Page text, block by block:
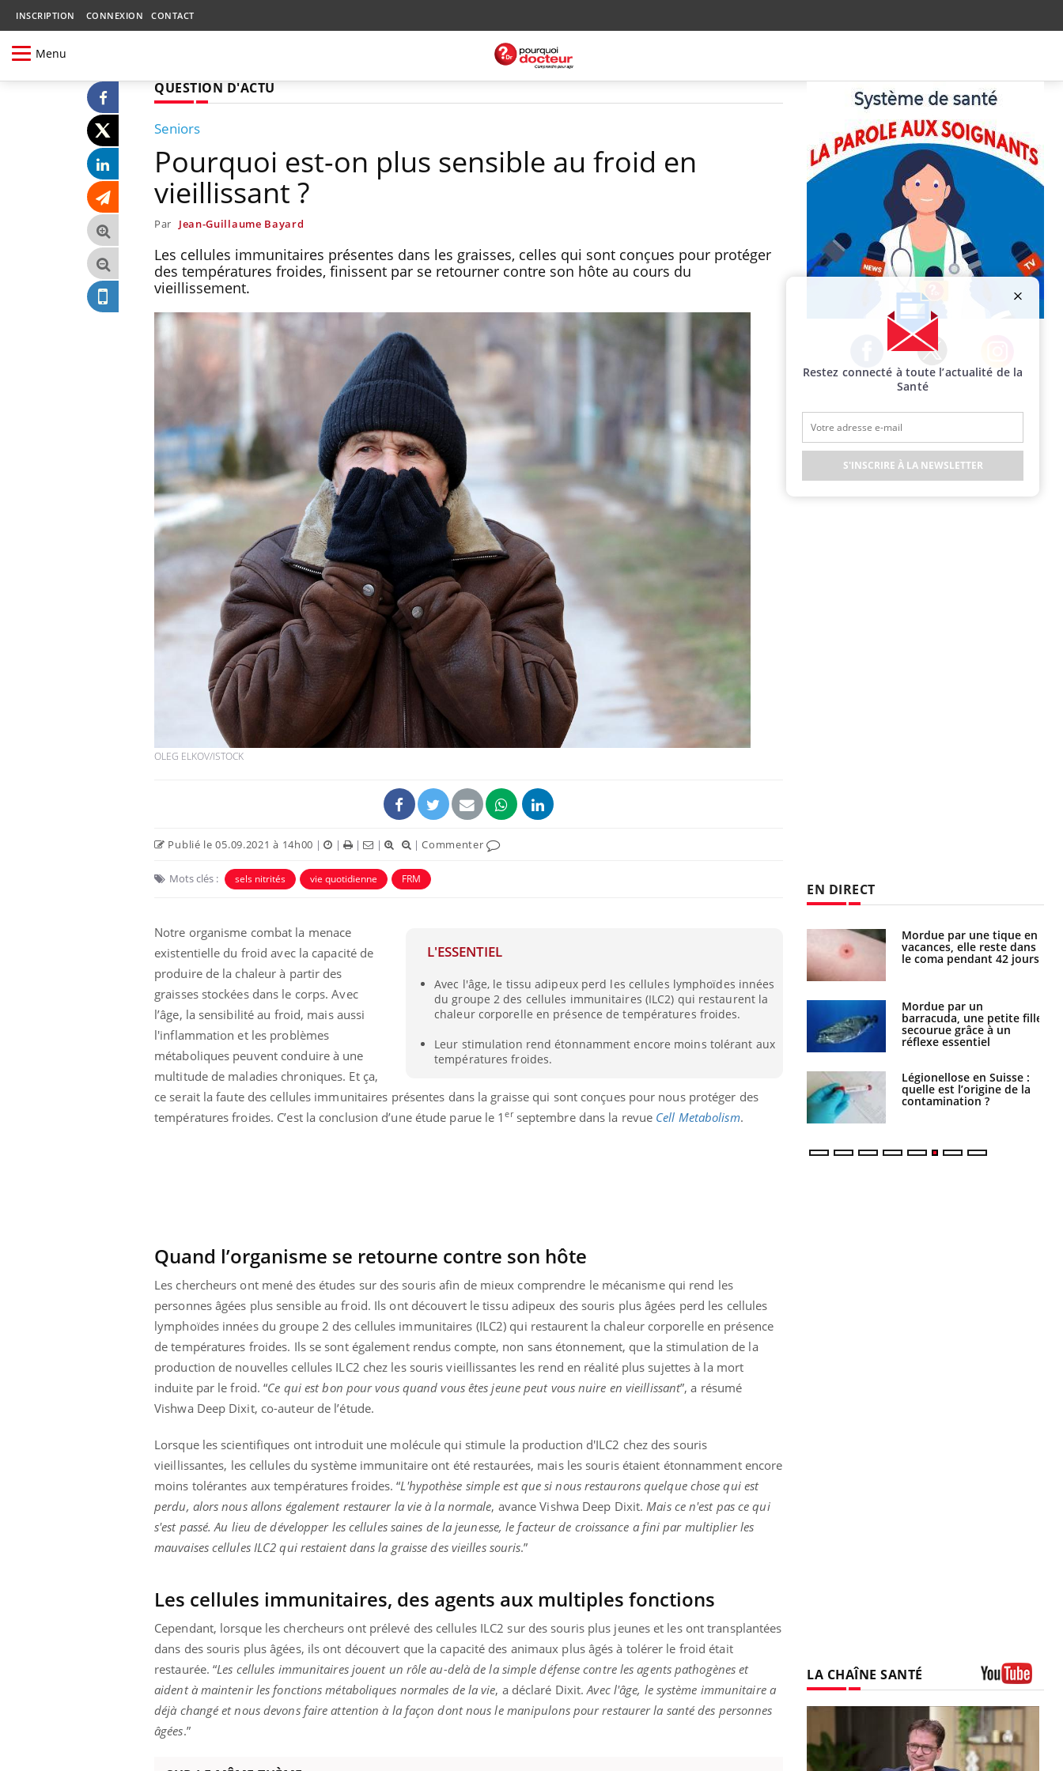
INSCRIPTION CONNEXION CONTACT
Menu
QUESTION D'ACTU
Seniors
Pourquoi est-on plus sensible au froid en
vieillissant ?
Par Jean-Guillaume Bayard
Les cellules immunitaires présentes dans les graisses, celles qui sont conçues pour protéger
des températures froides, finissent par se retourner contre son hôte au cours du
vieillissement.
OLEG ELKOV/ISTOCK
Publié le 05.09.2021 à 14h00 | | | | |Commenter
Mots clés : sels nitrités vie quotidienne FRM
L'ESSENTIEL
Avec l'âge, le tissu adipeux perd les cellules lymphoïdes innées
du groupe 2 des cellules immunitaires (ILC2) qui restaurent la
chaleur corporelle en présence de températures froides.
Leur stimulation rend étonnamment encore moins tolérant aux
températures froides.
Notre organisme combat la menace
existentielle du froid avec la capacité de
produire de la chaleur à partir des
graisses stockées dans le corps. Avec
l’âge, la sensibilité au froid, mais aussi
l'inflammation et les problèmes
métaboliques peuvent conduire à une
multitude de maladies chroniques. Et ça,
ce serait la faute des cellules immunitaires présentes dans la graisse qui sont conçues pour nous protéger des
températures froides. C’est la conclusion d’une étude parue le 1erseptembre dans la revue Cell Metabolism.
Quand l’organisme se retourne contre son hôte
Les chercheurs ont mené des études sur des souris afin de mieux comprendre le mécanisme qui rend les
personnes âgées plus sensible au froid. Ils ont découvert le tissu adipeux des souris plus âgées perd les cellules
lymphoïdes innées du groupe 2 des cellules immunitaires (ILC2) qui restaurent la chaleur corporelle en présence
de températures froides. Ils se sont également rendus compte, non sans étonnement, que la stimulation de la
production de nouvelles cellules ILC2 chez les souris vieillissantes les rend en réalité plus sujettes à la mort
induite par le froid. “Ce qui est bon pour vous quand vous êtes jeune peut vous nuire en vieillissant”, a résumé
Vishwa Deep Dixit, co-auteur de l’étude.
Lorsque les scientifiques ont introduit une molécule qui stimule la production d'ILC2 chez des souris
vieillissantes, les cellules du système immunitaire ont été restaurées, mais les souris étaient étonnamment encore
moins tolérantes aux températures froides. “L'hypothèse simple est que si nous restaurons quelque chose qui est
perdu, alors nous allons également restaurer la vie à la normale, avance Vishwa Deep Dixit. Mais ce n'est pas ce qui
s'est passé. Au lieu de développer les cellules saines de la jeunesse, le facteur de croissance a fini par multiplier les
mauvaises cellules ILC2 qui restaient dans la graisse des vieilles souris.”
Les cellules immunitaires, des agents aux multiples fonctions
Cependant, lorsque les chercheurs ont prélevé des cellules ILC2 sur des souris plus jeunes et les ont transplantées
dans des souris plus âgées, ils ont découvert que la capacité des animaux plus âgés à tolérer le froid était
restaurée. “Les cellules immunitaires jouent un rôle au-delà de la simple défense contre les agents pathogènes et
aident à maintenir les fonctions métaboliques normales de la vie, a déclaré Dixit.Avec l'âge, le système immunitaire a
déjà changé et nous devons faire attention à la façon dont nous le manipulons pour restaurer la santé des personnes
âgées.”
Facebook Twitter Instagram
EN DIRECT
Cytomégalovirus : ce qui
change dans la prise en
charge des femmes
enceintes
La sieste empêche-t-elle
de dormir la nuit ?
VIH : la fin du comprimé
tous les jours se profile-t-
elle enfin ?
gâche-t-il les premiers
jours de vos vacances ?
Fortes chaleurs :
pourquoi le risque de
freiner la propagation du
cancer ?
Grossesse et chaleur : ce
que dit la science
l'apprentissage de la
lecture ?
Mordue par une tique en
vacances, elle reste dans
le coma pendant 42 jours
Mordue par un
barracuda, une petite fille
secourue grâce à un
réflexe essentiel
Légionellose en Suisse :
quelle est l’origine de la
contamination ?
LA CHAÎNE SANTÉ
Restez connecté à toute l’actualité de la
Santé
S'INSCRIRE À LA NEWSLETTER